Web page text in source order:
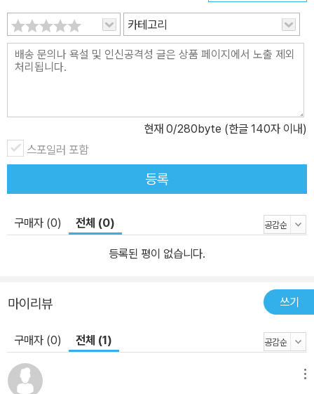
할 과제를 13가지 핵심 정책어젠다로 정리했다는 점이다. 이는 단순
한 정책 목록이 아니라, 우리 삶과 직결된 서울의 미래를 위한 종합 설
계도이다. 향후 10년, 서울의 지속가능한성장을 위해 적극 대응해야
반 스타트업 및 스케일업 선순환 구축 ◈ 일자리 구조 전환에 따른 사
회적 적응시스템 구축 ◈ 청년 및 신중년층에 대한 양질의 일자리 확
령화와 생산가능인구 감소 대응 ◈ 교육 및 주거 격차 해소 ◈ 심화
원 서울연구원(The Seoul Institute)은 서울의 복잡하고 다양한 도
플랫폼이다. 서울시가 당면하고 있는 복지, 문화, 교육, 산업 등 사회·
경제 정책과 도시 계획, 주택, 교통, 환경, 안전 등 도시 관리 정책을
연구하고 나아가 서울의 중장기적인 미래 비전을 제시하는 역할을 하
카테고리
현재 0/280byte (한글 140자 이내)
스포일러 포함
등록
구매자 (0) 전체 (0)
등록된 평이 없습니다.
마이리뷰 쓰기
구매자 (0) 전체 (1)